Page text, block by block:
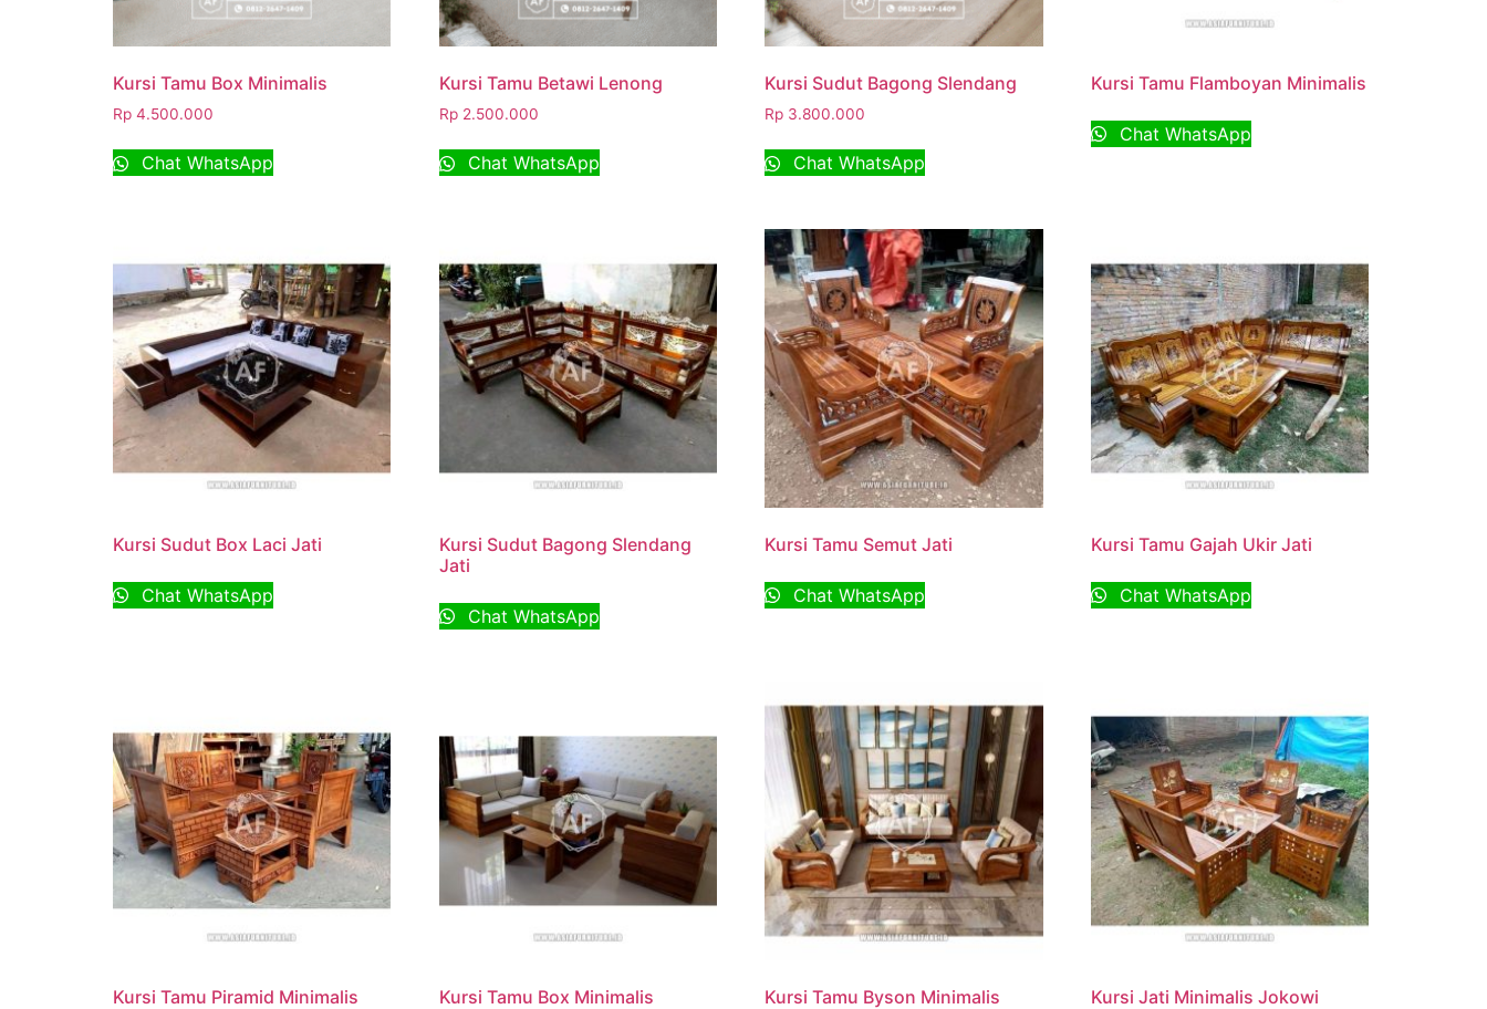
Kursi Tamu Box Minimalis
Rp 4.500.000
Chat WhatsApp
Kursi Tamu Betawi Lenong
Rp2.500.000
Chat WhatsApp
Kursi Sudut Bagong Slendang
Rp 3.800.000
Chat WhatsApp
Kursi Tamu Flamboyan Minimalis
Chat WhatsApp
Kursi Sudut Box Laci Jati
Chat WhatsApp
Kursi Sudut Bagong Slendang
Jati
Chat WhatsApp
Kursi Tamu Semut Jati
Chat WhatsApp
Kursi Tamu Gajah Ukir Jati
Chat WhatsApp
Kursi Tamu Piramid Minimalis Kursi Tamu Box Minimalis Kursi Tamu Byson Minimalis Kursi Jati Minimalis Jokowi